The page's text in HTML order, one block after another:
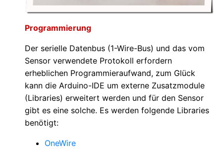
Programmierung
Der serielle Datenbus (1-Wire-Bus) und das vom
Sensor verwendete Protokoll erfordern
erheblichen Programmieraufwand, zum Glück
kann die Arduino-IDE um externe Zusatzmodule
(Libraries) erweitert werden und für den Sensor
gibt es eine solche. Es werden folgende Libraries
benötigt:
OneWire